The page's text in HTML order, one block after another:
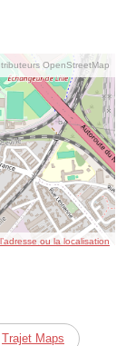
OpenStreetMap
ou la localisation
Trajet Maps